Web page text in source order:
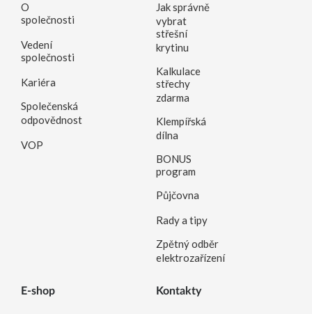
O
společnosti
Vedení
společnosti
Kariéra
Společenská
odpovědnost
VOP
Jak správně
vybrat
střešní
krytinu
Kalkulace
střechy
zdarma
Klempířská
dílna
BONUS
program
Půjčovna
Rady a tipy
Zpětný odběr
elektrozařízení
E-shop Kontakty